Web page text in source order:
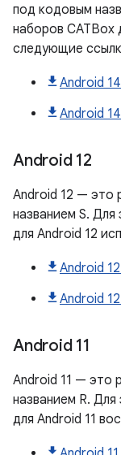
под кодовым
наборов CATBox
следующие
Android
Android
Android 12
Android 12 — это
названием S. Для
для Android 12
Android
Android
Android 11
Android 11 — это
названием R.
для Android 11